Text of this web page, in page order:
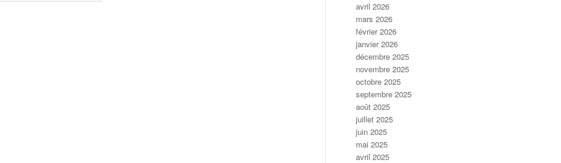
avril 2026
mars 2026
février 2026
janvier 2026
décembre 2025
novembre 2025
octobre 2025
septembre 2025
août 2025
juillet 2025
juin 2025
mai 2025
avril 2025